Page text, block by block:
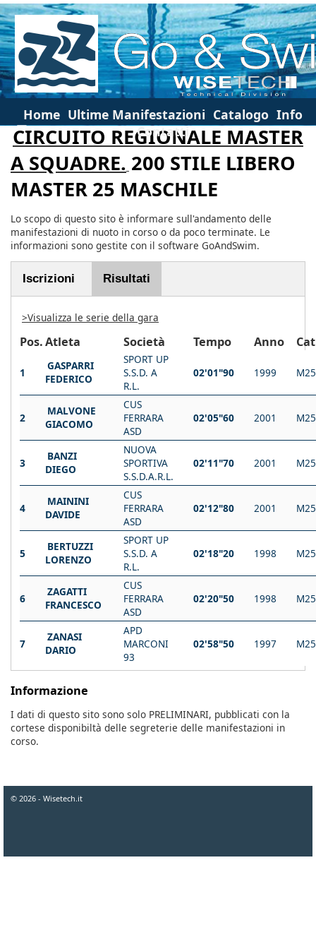
Home Ultime Manifestazioni Catalogo Info
Contatti
CIRCUITO REGIONALE MASTER
A SQUADRE. 200 STILE LIBERO
MASTER 25 MASCHILE
Lo scopo di questo sito è informare sull'andamento delle
manifestazioni di nuoto in corso o da poco terminate. Le
informazioni sono gestite con il software GoAndSwim.
Iscrizioni Risultati
>Visualizza le serie della gara
Pos.Atleta Società Tempo Anno Cat
1
GASPARRI
FEDERICO
SPORT UP
S.S.D. A
R.L.
02'01"90 1999 M25
2
MALVONE
GIACOMO
CUS
FERRARA
ASD
02'05"60 2001 M25
3
BANZI
DIEGO
NUOVA
SPORTIVA
S.S.D.A.R.L.
02'11"70 2001 M25
4
MAININI
DAVIDE
CUS
FERRARA
ASD
02'12"80 2001 M25
5
BERTUZZI
LORENZO
SPORT UP
S.S.D. A
R.L.
02'18"20 1998 M25
6
ZAGATTI
FRANCESCO
CUS
FERRARA
ASD
02'20"50 1998 M25
7
ZANASI
DARIO
APD
MARCONI
93
02'58"50 1997 M25
Informazione
I dati di questo sito sono solo PRELIMINARI, pubblicati con la
cortese disponibiltà delle segreterie delle manifestazioni in
corso.
© 2026 - Wisetech.it